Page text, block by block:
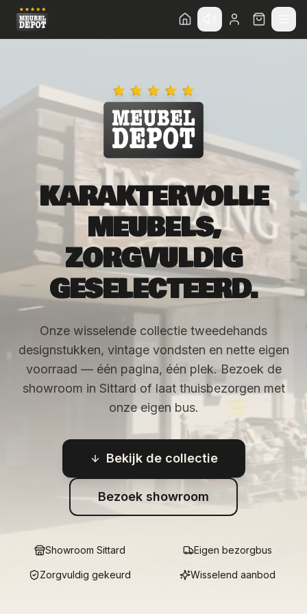
KARAKTERVOLLE
MEUBELS,
ZORGVULDIG
GESELECTEERD.
Onze wisselende collectie tweedehands
designstukken, vintage vondsten en nette eigen
voorraad — één pagina, één plek. Bezoek de
showroom in Sittard of laat thuisbezorgen met
onze eigen bus.
Bekijk de collectie
Bezoek showroom
Showroom Sittard Eigen bezorgbus
Zorgvuldig gekeurd Wisselend aanbod